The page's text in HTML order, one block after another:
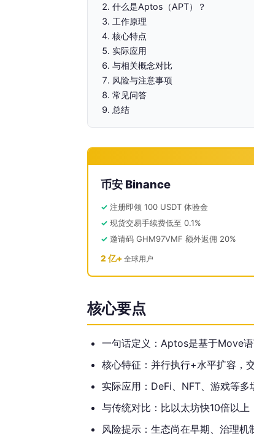
什么是Aptos（APT）？
工作原理
核心特点
实际应用
与相关概念对比
风险与注意事项
常见问答
总结
币安 Binance
注册即领 100 USDT 体验金
现货交易手续费低至 0.1%
邀请码 GHM97VMF 额外返佣 20%
2 亿+ 全球用户
核心要点
一句话定义：Aptos是基于Move语
核心特征：并行执行+水平扩容，交
实际应用：DeFi、NFT、游戏等多
与传统对比：比以太坊快10倍以上
风险提示：生态尚在早期、治理机